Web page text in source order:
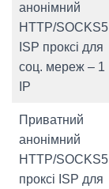
анонімний
HTTP/SOCKS5
ISP проксі для
соц. мереж – 1
IP
Приватний
анонімний
HTTP/SOCKS5
проксі ISP для